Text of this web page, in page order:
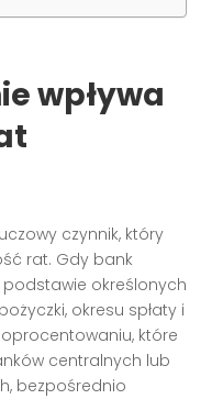
wpływa
czynnik, który
rat. Gdy bank
określonych
okresu spłaty i
które
centralnych lub
bezpośrednio